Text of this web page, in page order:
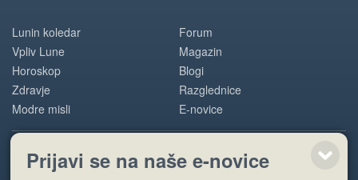
Lunin koledar
Vpliv Lune
Horoskop
Zdravje
Modre misli
Forum
Magazin
Blogi
Razglednice
E-novice
POMOČ
Prijavi se na naše e-novice